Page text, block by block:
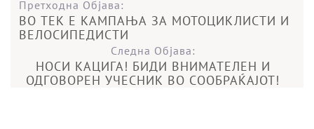
Претходна Објава:
ВО ТЕК Е КАМПАЊА ЗА МОТОЦИКЛИСТИ И
ВЕЛОСИПЕДИСТИ
Следна Објава:
НОСИ КАЦИГА! БИДИ ВНИМАТЕЛЕН И
ОДГОВОРЕН УЧЕСНИК ВО СООБРАЌАЈОТ!